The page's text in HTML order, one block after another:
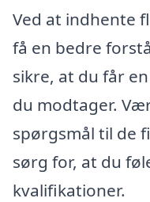
Ved at indhente
få en bedre
sikre, at du får
du modtager.
spørgsmål til de
sørg for, at du
kvalifikationer.